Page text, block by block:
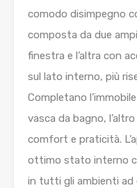
comodo disimpegno
composta da due
finestra e l’altra con
sul lato interno, più
Completano
vasca da bagno,
comfort e praticità.
ottimo stato interno
in tutti gli ambienti ad